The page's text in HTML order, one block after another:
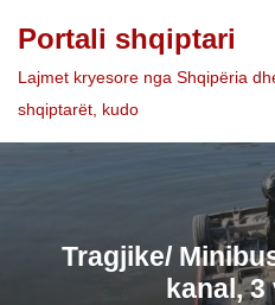
Skip
to
Portali shqiptari
Lajmet kryesore nga Shqipëria
shqiptarët, kudo
Tragjike/
kanal,